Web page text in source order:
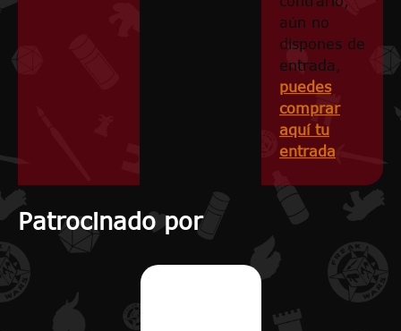
aún no
dispones de
entrada,
puedes
comprar
aquí tu
entrada
Patrocinado por